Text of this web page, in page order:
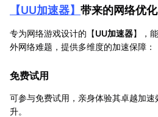
【UU加速器】 带来的网络优化
专为网络游戏设计的【UU加速器】，
外网络难题，提供多维度的加速保障：
免费试用
可参与免费试用，亲身体验其卓越加
升。